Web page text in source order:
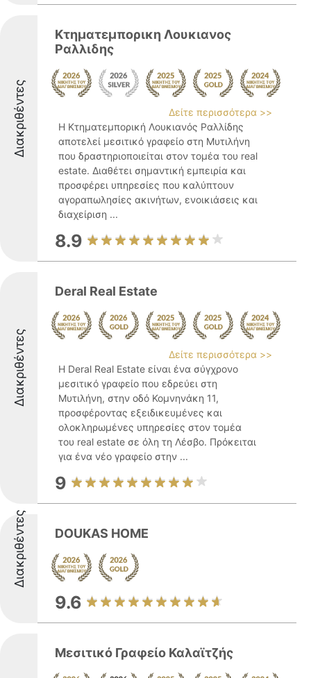
Διακριθέντες
Κτηματεμπορικη Λουκιανος
Ραλλιδης
Δείτε περισσότερα >>
Η Κτηματεμπορική Λουκιανός Ραλλίδης
αποτελεί μεσιτικό γραφείο στη Μυτιλήνη
που δραστηριοποιείται στον τομέα του real
estate. Διαθέτει σημαντική εμπειρία και
προσφέρει υπηρεσίες που καλύπτουν
αγοραπωλησίες ακινήτων, ενοικιάσεις και
διαχείριση ...
8.9
Διακριθέντες
Deral Real Estate
Δείτε περισσότερα >>
Η Deral Real Estate είναι ένα σύγχρονο
μεσιτικό γραφείο που εδρεύει στη
Μυτιλήνη, στην οδό Κομνηνάκη 11,
προσφέροντας εξειδικευμένες και
ολοκληρωμένες υπηρεσίες στον τομέα
του real estate σε όλη τη Λέσβο. Πρόκειται
για ένα νέο γραφείο στην ...
9
Διακριθέντες DOUKAS HOME
9.6
Μεσιτικό Γραφείο Καλαϊτζής